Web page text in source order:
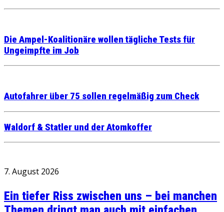
Die Ampel-Koalitionäre wollen tägliche Tests für
Ungeimpfte im Job
Autofahrer über 75 sollen regelmäßig zum Check
Waldorf & Statler und der Atomkoffer
7. August 2026
Ein tiefer Riss zwischen uns – bei manchen